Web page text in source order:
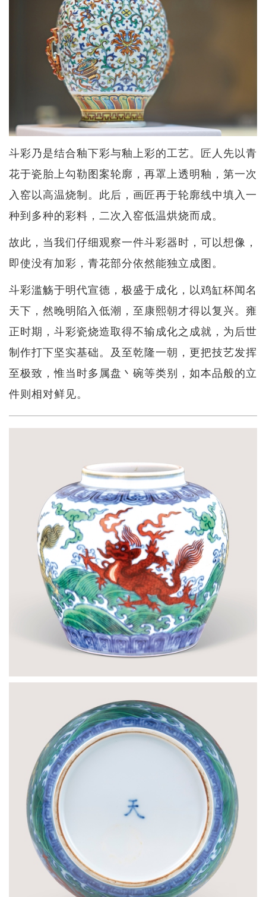
斗彩乃是结合釉下彩与釉上彩的工艺。匠人先以青
花于瓷胎上勾勒图案轮廓，再罩上透明釉，第一次
入窑以高温烧制。此后，画匠再于轮廓线中填入一
种到多种的彩料，二次入窑低温烘烧而成。
故此，当我们仔细观察一件斗彩器时，可以想像，
即使没有加彩，青花部分依然能独立成图。
斗彩滥觞于明代宣德，极盛于成化，以鸡缸杯闻名
天下，然晚明陷入低潮，至康熙朝才得以复兴。雍
正时期，斗彩瓷烧造取得不输成化之成就，为后世
制作打下坚实基础。及至乾隆一朝，更把技艺发挥
至极致，惟当时多属盘丶碗等类别，如本品般的立
件则相对鲜见。